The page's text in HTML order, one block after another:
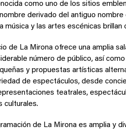
como uno de los sitios
derivado del antiguo nombre
música y las artes escénicas brillan
de La Mirona ofrece una amplia
número de público, así
y propuestas artísticas
de espectáculos, desde
teatrales,
culturales.
de La Mirona es amplia y